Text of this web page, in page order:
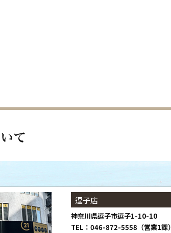
逗子店
神奈川県逗子市逗子1-10-10
TEL：046-872-5558（営業1課）